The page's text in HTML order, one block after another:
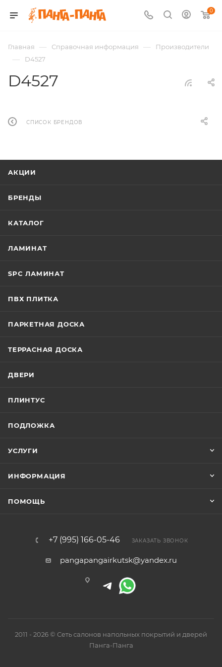
0
Главная — Справочная информация — Производители
— D4527
D4527
СПИСОК БРЕНДОВ
АКЦИИ
БРЕНДЫ
КАТАЛОГ
ЛАМИНАТ
SPC ЛАМИНАТ
ПВХ ПЛИТКА
ПАРКЕТНАЯ ДОСКА
ТЕРРАСНАЯ ДОСКА
ДВЕРИ
ПЛИНТУС
ПОДЛОЖКА
УСЛУГИ
ИНФОРМАЦИЯ
ПОМОЩЬ
+7 (995) 166-05-46 ЗАКАЗАТЬ ЗВОНОК
pangapangairkutsk@yandex.ru
2011 - 2026 © Сеть салонов напольных покрытий и дверей
Панга-Панга